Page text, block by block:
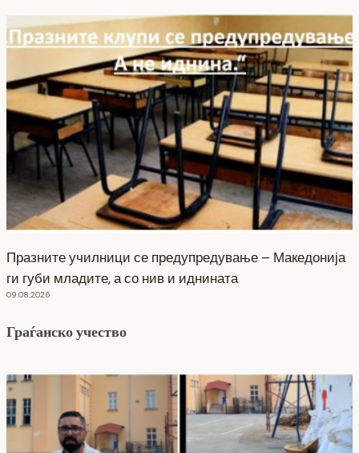
Празните училници се предупредување – Македонија
ги губи младите, а со нив и иднината
09.08.2026
Граѓанско учество